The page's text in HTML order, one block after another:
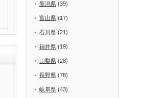
新潟県 (39)
富山県 (17)
石川県 (21)
福井県 (19)
山梨県 (28)
長野県 (78)
岐阜県 (43)